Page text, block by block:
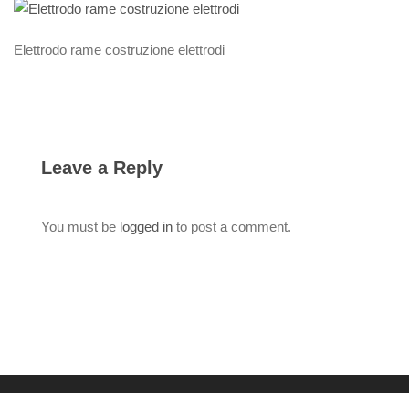
Elettrodo rame costruzione elettrodi
Leave a Reply
You must be logged in to post a comment.